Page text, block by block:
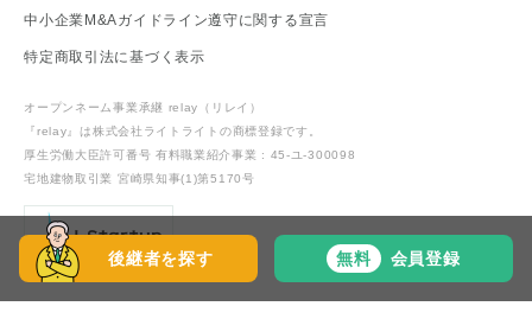
後継者を探す 無料 会員登録
滋賀県 事業承継・引継ぎ支援センター
滋賀県 日野町
滋賀県 多賀町
中国・四国地方
中国経済産業局 鳥取県 琴浦町
岡山県 倉敷市
広島県 呉市
広島県 江田島市 広島県 三原市
山口県 宇部市
中小企業M&Aガイドライン遵守に関する宣言
特定商取引法に基づく表示
オープンネーム事業承継 relay（リレイ）
『relay』は株式会社ライトライトの商標登録です。
厚生労働大臣許可番号 有料職業紹介事業 : 45-ユ-300098
宅地建物取引業 宮崎県知事(1)第5170号